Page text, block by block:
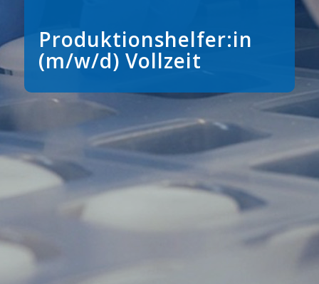
Produktionshelfer:in
(m/w/d) Vollzeit